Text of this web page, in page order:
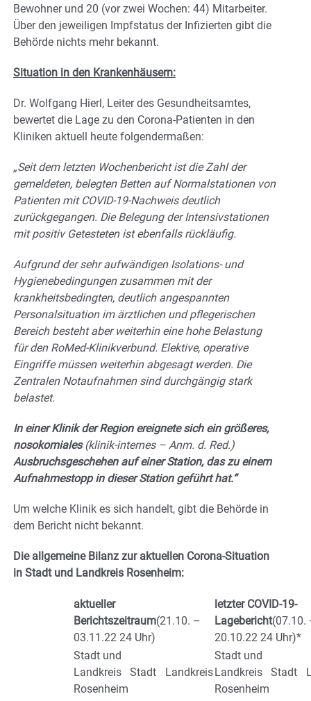
Bewohner und 20 (vor zwei Wochen: 44) Mitarbeiter.
Über den jeweiligen Impfstatus der Infizierten gibt die
Behörde nichts mehr bekannt.
Situation in den Krankenhäusern:
Dr. Wolfgang Hierl, Leiter des Gesundheitsamtes,
bewertet die Lage zu den Corona-Patienten in den
Kliniken aktuell heute folgendermaßen:
„Seit dem letzten Wochenbericht ist die Zahl der
gemeldeten, belegten Betten auf Normalstationen von
Patienten mit COVID-19-Nachweis deutlich
zurückgegangen. Die Belegung der Intensivstationen
mit positiv Getesteten ist ebenfalls rückläufig.
Aufgrund der sehr aufwändigen Isolations- und
Hygienebedingungen zusammen mit der
krankheitsbedingten, deutlich angespannten
Personalsituation im ärztlichen und pflegerischen
Bereich besteht aber weiterhin eine hohe Belastung
für den RoMed-Klinikverbund. Elektive, operative
Eingriffe müssen weiterhin abgesagt werden. Die
Zentralen Notaufnahmen sind durchgängig stark
belastet.
In einer Klinik der Region ereignete sich ein größeres,
nosokomiales(klinik-internes – Anm. d. Red.)
Ausbruchsgeschehen auf einer Station, das zu einem
Aufnahmestopp in dieser Station geführt hat.“
Um welche Klinik es sich handelt, gibt die Behörde in
dem Bericht nicht bekannt.
Die allgemeine Bilanz zur aktuellen Corona-Situation
in Stadt und Landkreis Rosenheim:
aktueller
Berichtszeitraum(21.10. –
03.11.22 24 Uhr)
letzter COVID-19-
Lagebericht(07.10.
20.10.22 24 Uhr)*
Stadt und
Landkreis
Rosenheim
Stadt Landkreis
Stadt und
Landkreis
Rosenheim
Stadt